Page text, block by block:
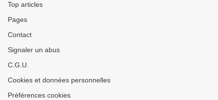
Top articles
Pages
Contact
Signaler un abus
C.G.U.
Cookies et données personnelles
Préférences cookies